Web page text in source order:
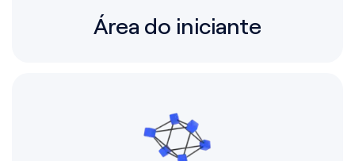
Área do iniciante